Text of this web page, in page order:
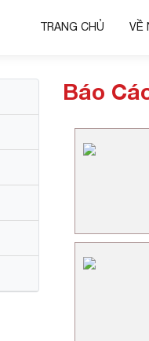
TRANG CHỦ VỀ
Báo